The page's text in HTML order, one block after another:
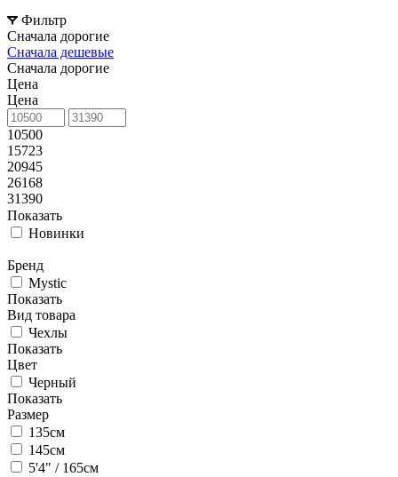
Фильтр
Сначала дорогие
Сначала дешевые
Сначала дорогие
Цена
Цена
10500
15723
20945
26168
31390
Показать
Новинки
Бренд
Mystic
Показать
Вид товара
Чехлы
Показать
Цвет
Черный
Показать
Размер
135см
145см
5'4" / 165см